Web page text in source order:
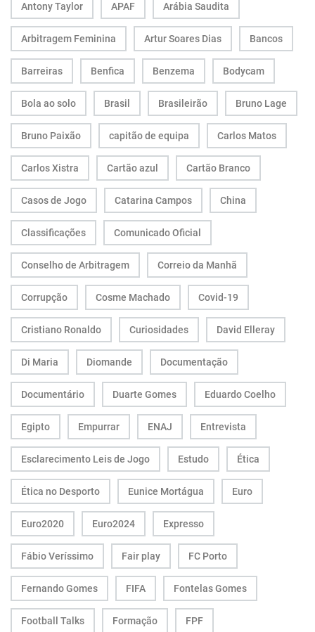
Antony Taylor APAF Arábia Saudita
Arbitragem Feminina Artur Soares Dias Bancos
Barreiras Benfica Benzema Bodycam
Bola ao solo Brasil Brasileirão Bruno Lage
Bruno Paixão capitão de equipa Carlos Matos
Carlos Xistra Cartão azul Cartão Branco
Casos de Jogo Catarina Campos China
Classificações Comunicado Oficial
Conselho de Arbitragem Correio da Manhã
Corrupção Cosme Machado Covid-19
Cristiano Ronaldo Curiosidades David Elleray
Di Maria Diomande Documentação
Documentário Duarte Gomes Eduardo Coelho
Egipto Empurrar ENAJ Entrevista
Esclarecimento Leis de Jogo Estudo Ética
Ética no Desporto Eunice Mortágua Euro
Euro2020 Euro2024 Expresso
Fábio Veríssimo Fair play FC Porto
Fernando Gomes FIFA Fontelas Gomes
Football Talks Formação FPF